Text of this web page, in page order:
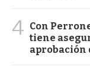
4 Con
tiene
aprobación